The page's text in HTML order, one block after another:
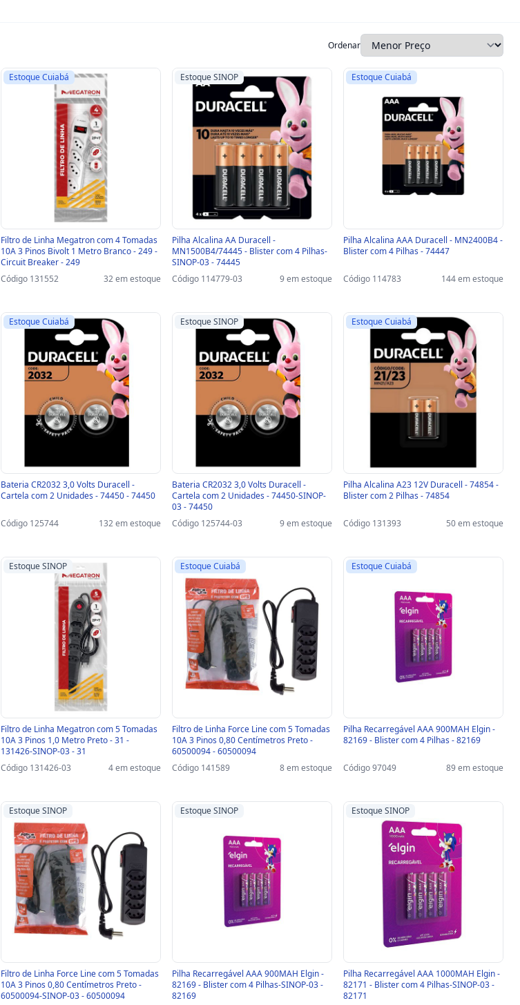
Ordenar
Estoque Cuiabá
Filtro de Linha Megatron com 4 Tomadas
10A 3 Pinos Bivolt 1 Metro Branco - 249 -
Circuit Breaker - 249
Código 131552
32 em estoque
Estoque SINOP
Pilha Alcalina AA Duracell -
MN1500B4/74445 - Blister com 4 Pilhas-
SINOP-03 - 74445
Código 114779-03
9 em estoque
Estoque Cuiabá
Pilha Alcalina AAA Duracell - MN2400B4 -
Blister com 4 Pilhas - 74447
Código 114783 144 em estoque
Estoque Cuiabá
Bateria CR2032 3,0 Volts Duracell -
Cartela com 2 Unidades - 74450 - 74450
Código 125744 132 em estoque
Estoque SINOP
Bateria CR2032 3,0 Volts Duracell -
Cartela com 2 Unidades - 74450-SINOP-
03 - 74450
Código 125744-03
9 em estoque
Estoque Cuiabá
Pilha Alcalina A23 12V Duracell - 74854 -
Blister com 2 Pilhas - 74854
Código 131393 50 em estoque
Estoque SINOP
Filtro de Linha Megatron com 5 Tomadas
10A 3 Pinos 1,0 Metro Preto - 31 -
131426-SINOP-03 - 31
Código 131426-03
4 em estoque
Estoque Cuiabá
Filtro de Linha Force Line com 5 Tomadas
10A 3 Pinos 0,80 Centímetros Preto -
60500094 - 60500094
Código 141589
8 em estoque
Estoque Cuiabá
Pilha Recarregável AAA 900MAH Elgin -
82169 - Blister com 4 Pilhas - 82169
Código 97049 89 em estoque
Estoque SINOP
Filtro de Linha Force Line com 5 Tomadas
10A 3 Pinos 0,80 Centímetros Preto -
60500094-SINOP-03 - 60500094
Estoque SINOP
Pilha Recarregável AAA 900MAH Elgin -
82169 - Blister com 4 Pilhas-SINOP-03 -
82169
Estoque SINOP
Pilha Recarregável AAA 1000MAH Elgin -
82171 - Blister com 4 Pilhas-SINOP-03 -
82171